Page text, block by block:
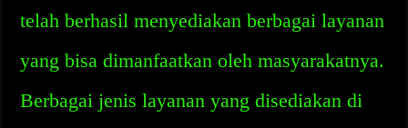
telah berhasil menyediakan berbagai layanan
yang bisa dimanfaatkan oleh masyarakatnya.
Berbagai jenis layanan yang disediakan di